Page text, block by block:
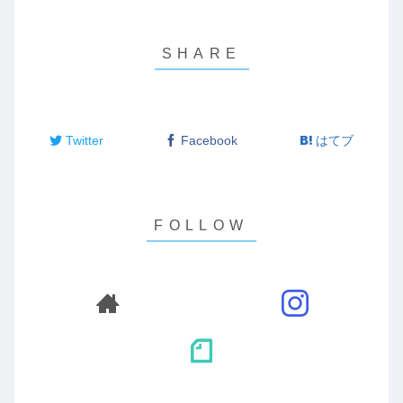
Twitter Facebook はてブ